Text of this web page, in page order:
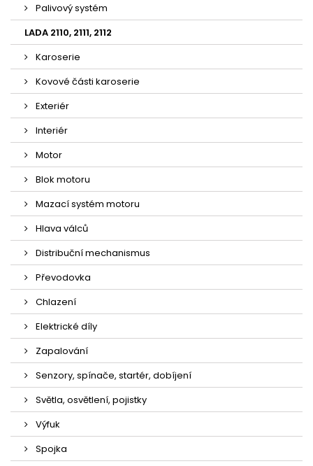
Palivový systém
LADA 2110, 2111, 2112
Karoserie
Kovové části karoserie
Exteriér
Interiér
Motor
Blok motoru
Mazací systém motoru
Hlava válců
Distribuční mechanismus
Převodovka
Chlazení
Elektrické díly
Zapalování
Senzory, spínače, startér, dobíjení
Světla, osvětlení, pojistky
Výfuk
Spojka